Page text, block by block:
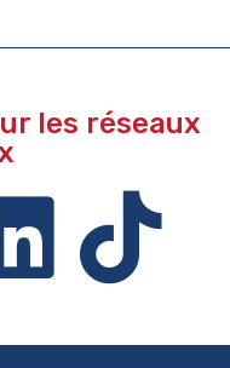
les réseaux